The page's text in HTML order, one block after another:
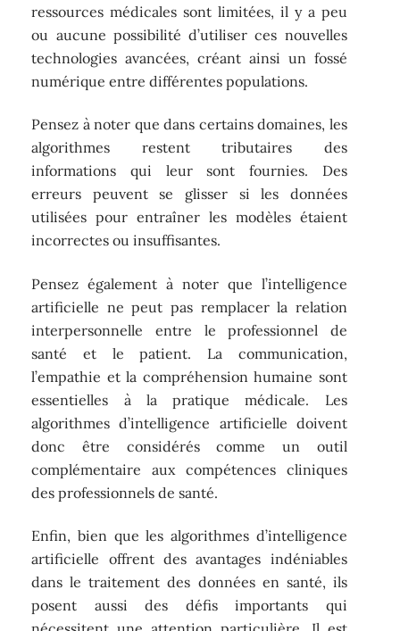
ressources médicales sont limitées, il y a peu
ou aucune possibilité d’utiliser ces nouvelles
technologies avancées, créant ainsi un fossé
numérique entre différentes populations.
Pensez à noter que dans certains domaines, les
algorithmes restent tributaires des
informations qui leur sont fournies. Des
erreurs peuvent se glisser si les données
utilisées pour entraîner les modèles étaient
incorrectes ou insuffisantes.
Pensez également à noter que l’intelligence
artificielle ne peut pas remplacer la relation
interpersonnelle entre le professionnel de
santé et le patient. La communication,
l’empathie et la compréhension humaine sont
essentielles à la pratique médicale. Les
algorithmes d’intelligence artificielle doivent
donc être considérés comme un outil
complémentaire aux compétences cliniques
des professionnels de santé.
Enfin, bien que les algorithmes d’intelligence
artificielle offrent des avantages indéniables
dans le traitement des données en santé, ils
posent aussi des défis importants qui